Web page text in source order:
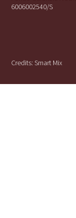
6006002540/S
Credits:Smart Mix